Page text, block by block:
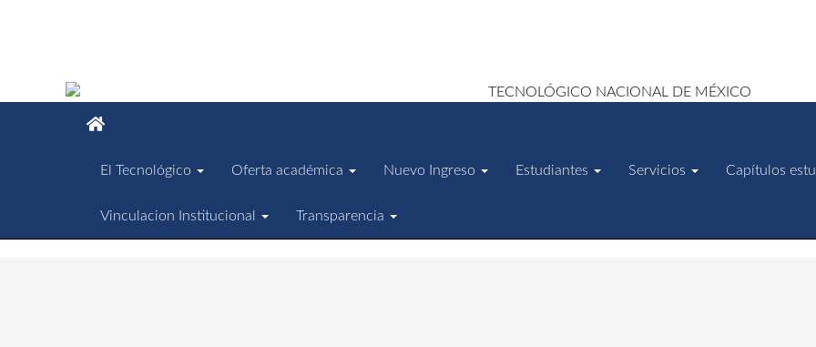
El Tecnológico Oferta académica Nuevo Ingreso Estudiantes Servicios Capítulos
Vinculacion Institucional Transparencia